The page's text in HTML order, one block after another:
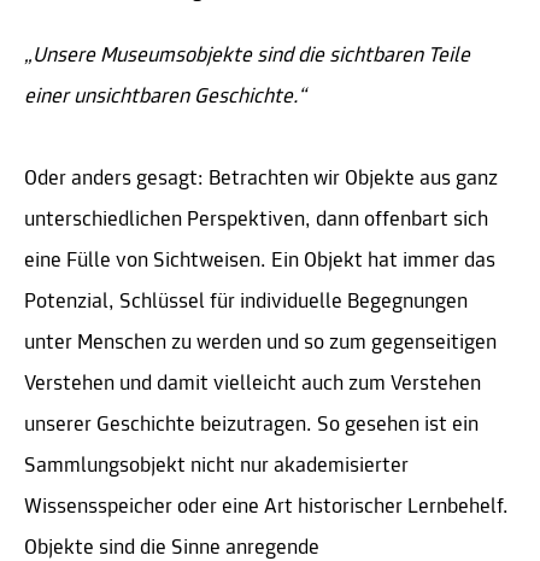
„Unsere Museumsobjekte sind die sichtbaren Teile
einer unsichtbaren Geschichte.“
Oder anders gesagt: Betrachten wir Objekte aus ganz
unterschiedlichen Perspektiven, dann offenbart sich
eine Fülle von Sichtweisen. Ein Objekt hat immer das
Potenzial, Schlüssel für individuelle Begegnungen
unter Menschen zu werden und so zum gegenseitigen
Verstehen und damit vielleicht auch zum Verstehen
unserer Geschichte beizutragen. So gesehen ist ein
Sammlungsobjekt nicht nur akademisierter
Wissensspeicher oder eine Art historischer Lernbehelf.
Objekte sind die Sinne anregende